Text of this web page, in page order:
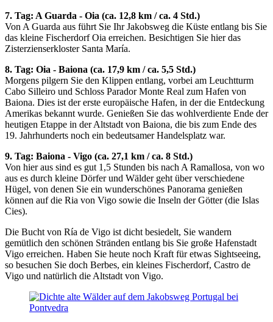
7. Tag: A Guarda - Oia (ca. 12,8 km / ca. 4 Std.)
Von A Guarda aus führt Sie Ihr Jakobsweg die Küste entlang bis Sie
das kleine Fischerdorf Oia erreichen. Besichtigen Sie hier das
Zisterzienserkloster Santa María.
8. Tag: Oia - Baiona (ca. 17,9 km / ca. 5,5 Std.)
Morgens pilgern Sie den Klippen entlang, vorbei am Leuchtturm
Cabo Silleiro und Schloss Parador Monte Real zum Hafen von
Baiona. Dies ist der erste europäische Hafen, in der die Entdeckung
Amerikas bekannt wurde. Genießen Sie das wohlverdiente Ende der
heutigen Etappe in der Altstadt von Baiona, die bis zum Ende des
19. Jahrhunderts noch ein bedeutsamer Handelsplatz war.
9. Tag: Baiona - Vigo (ca. 27,1 km / ca. 8 Std.)
Von hier aus sind es gut 1,5 Stunden bis nach A Ramallosa, von wo
aus es durch kleine Dörfer und Wälder geht über verschiedene
Hügel, von denen Sie ein wunderschönes Panorama genießen
können auf die Ria von Vigo sowie die Inseln der Götter (die Islas
Cies).
Die Bucht von Ría de Vigo ist dicht besiedelt, Sie wandern
gemütlich den schönen Stränden entlang bis Sie große Hafenstadt
Vigo erreichen. Haben Sie heute noch Kraft für etwas Sightseeing,
so besuchen Sie doch Berbes, ein kleines Fischerdorf, Castro de
Vigo und natürlich die Altstadt von Vigo.